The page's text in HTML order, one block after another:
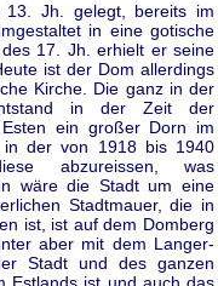
Jh. gelegt, bereits im
in eine gotische
17. Jh. erhielt er seine
ist der Dom allerdings
Kirche. Die ganz in der
in der Zeit der
ein großer Dorn im
der von 1918 bis 1940
abzureissen, was
wäre die Stadt um eine
Stadtmauer, die in
ist, ist auf dem Domberg
aber mit dem Langer-
Stadt und des ganzen